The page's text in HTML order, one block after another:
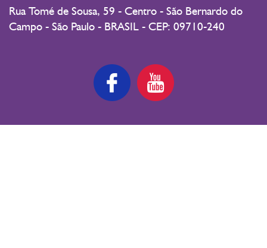
Rua Tomé de Sousa, 59 - Centro - São Bernardo do
Campo - São Paulo - BRASIL - CEP: 09710-240